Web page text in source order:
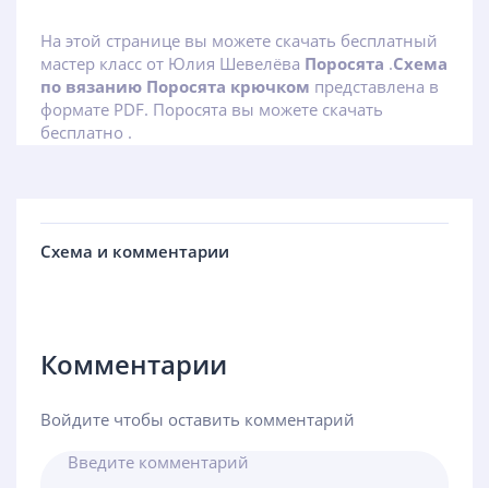
На этой странице вы можете скачать бесплатный
мастер класс от Юлия Шевелёва Поросята .Схема
по вязанию Поросята крючком представлена в
формате PDF. Поросята вы можете скачать
бесплатно .
Схема и комментарии
Комментарии
Войдите чтобы оставить комментарий